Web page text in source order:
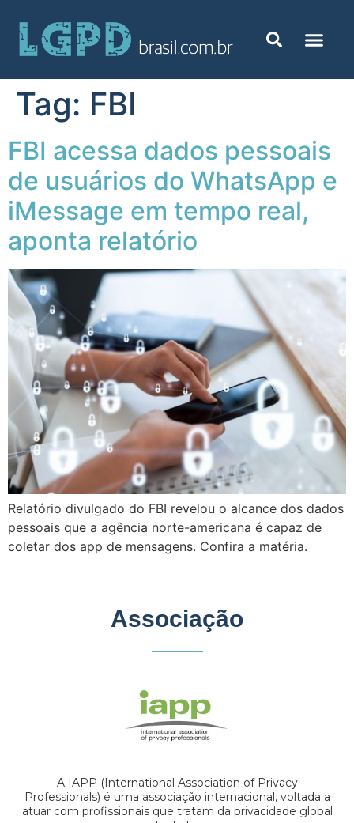
Tag: FBI
FBI acessa dados pessoais
de usuários do WhatsApp e
iMessage em tempo real,
aponta relatório
Relatório divulgado do FBI revelou o alcance dos dados
pessoais que a agência norte-americana é capaz de
coletar dos app de mensagens. Confira a matéria.
Associação
A IAPP (International Association of Privacy
Professionals) é uma associação internacional, voltada a
atuar com profissionais que tratam da privacidade global